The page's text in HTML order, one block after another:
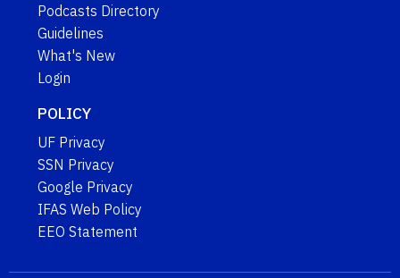
Podcasts Directory
Guidelines
What's New
Login
POLICY
UF Privacy
SSN Privacy
Google Privacy
IFAS Web Policy
EEO Statement